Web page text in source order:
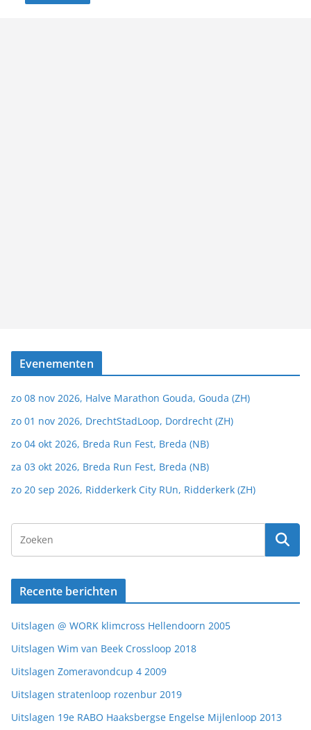
Evenementen
zo 08 nov 2026, Halve Marathon Gouda, Gouda (ZH)
zo 01 nov 2026, DrechtStadLoop, Dordrecht (ZH)
zo 04 okt 2026, Breda Run Fest, Breda (NB)
za 03 okt 2026, Breda Run Fest, Breda (NB)
zo 20 sep 2026, Ridderkerk City RUn, Ridderkerk (ZH)
Recente berichten
Uitslagen @ WORK klimcross Hellendoorn 2005
Uitslagen Wim van Beek Crossloop 2018
Uitslagen Zomeravondcup 4 2009
Uitslagen stratenloop rozenbur 2019
Uitslagen 19e RABO Haaksbergse Engelse Mijlenloop 2013